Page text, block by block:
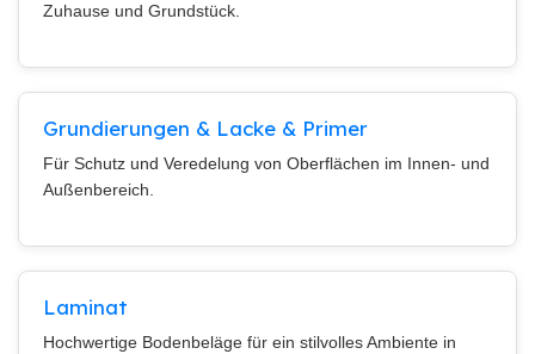
Zuhause und Grundstück.
Grundierungen & Lacke & Primer
Für Schutz und Veredelung von Oberflächen im Innen- und
Außenbereich.
Laminat
Hochwertige Bodenbeläge für ein stilvolles Ambiente in